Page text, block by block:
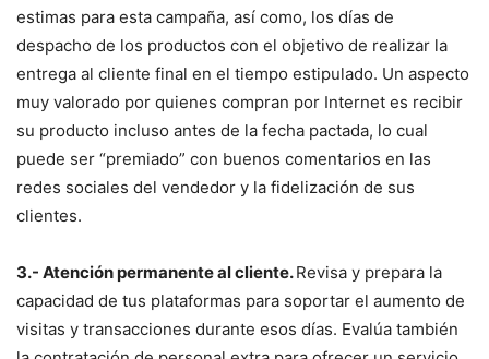
estimas para esta campaña, así como, los días de
despacho de los productos con el objetivo de realizar la
entrega al cliente final en el tiempo estipulado. Un aspecto
muy valorado por quienes compran por Internet es recibir
su producto incluso antes de la fecha pactada, lo cual
puede ser “premiado” con buenos comentarios en las
redes sociales del vendedor y la fidelización de sus
clientes.
3.- Atención permanente al cliente.Revisa y prepara la
capacidad de tus plataformas para soportar el aumento de
visitas y transacciones durante esos días. Evalúa también